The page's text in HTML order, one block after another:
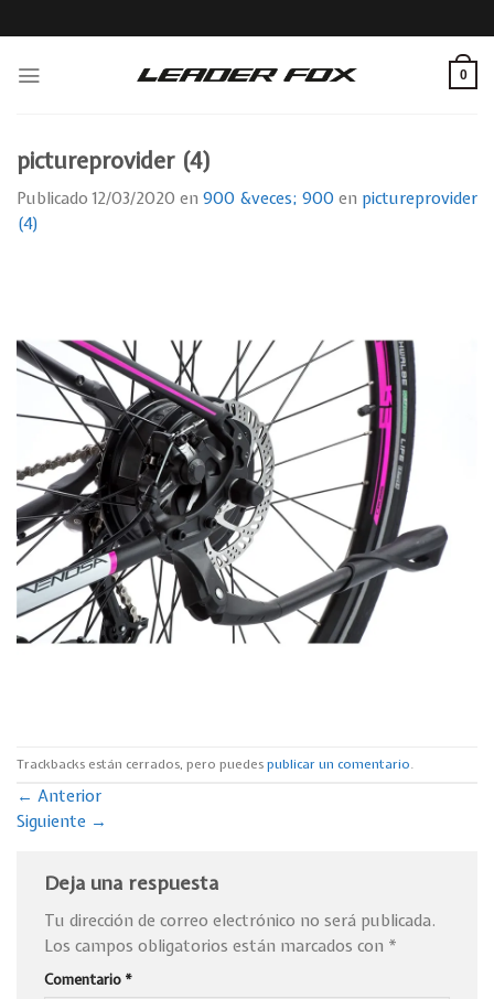
to
0
pictureprovider (4)
Publicado12/03/2020 en 900 &veces; 900 en pictureprovider
(4)
Trackbacks están cerrados, pero puedespublicar un comentario.
← Anterior
Siguiente →
Deja una respuesta
Tu dirección de correo electrónico no será publicada.
Los campos obligatorios están marcados con *
Comentario *